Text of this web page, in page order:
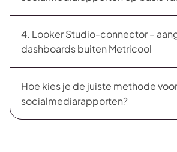
4. Looker Studio-connector –
dashboards buiten Metricool
Hoe kies je de juiste methode
socialmediarapporten?